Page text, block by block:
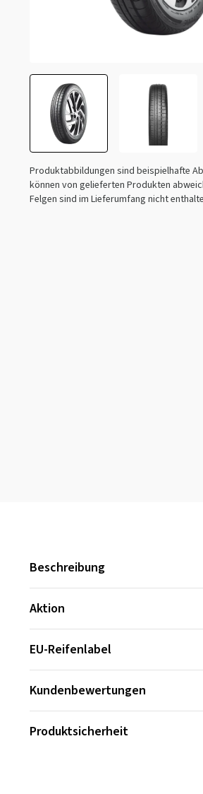
Produktabbildungen sind beispielhafte
können von gelieferten Produkten
Felgen sind im Lieferumfang nicht
Beschreibung
Aktion
EU-Reifenlabel
Kundenbewertungen
Produktsicherheit